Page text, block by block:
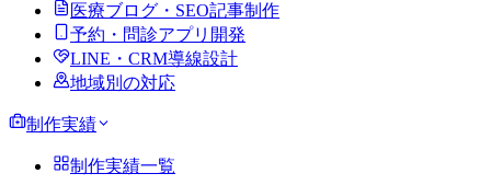
医療ブログ・SEO記事制作
予約・問診アプリ開発
LINE・CRM導線設計
地域別の対応
制作実績
制作実績一覧